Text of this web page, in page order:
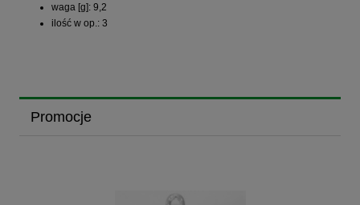
waga [g]: 9,2
ilość w op.: 3
Promocje